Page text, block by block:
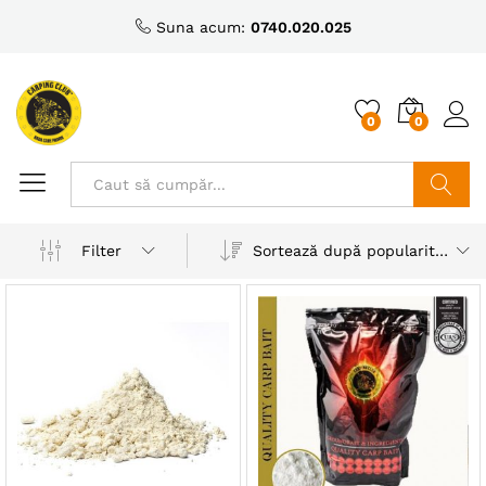
Suna acum: 0740.020.025
0 0
Filter
Sortează după popularitatea vânzărilor